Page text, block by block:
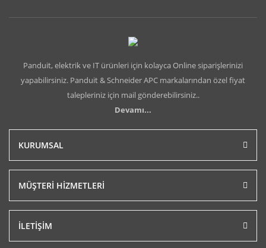
Panduit, elektrik ve IT ürünleri için kolayca Online siparişlerinizi
yapabilirsiniz. Panduit & Schneider APC markalarından özel fiyat
talepleriniz için mail gönderebilirsiniz..
Devamı...
KURUMSAL
MÜŞTERİ HİZMETLERİ
İLETİŞİM